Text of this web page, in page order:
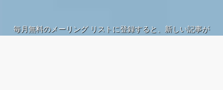
毎月無料のメーリング リストに登録すると、新しい記事が
入手可能になったときに通知が届きます。